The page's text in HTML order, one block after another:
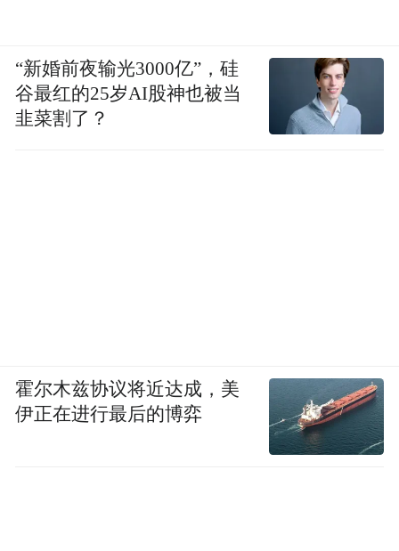
“新婚前夜输光3000亿”，硅
谷最红的25岁AI股神也被当
韭菜割了？
霍尔木兹协议将近达成，美
伊正在进行最后的博弈